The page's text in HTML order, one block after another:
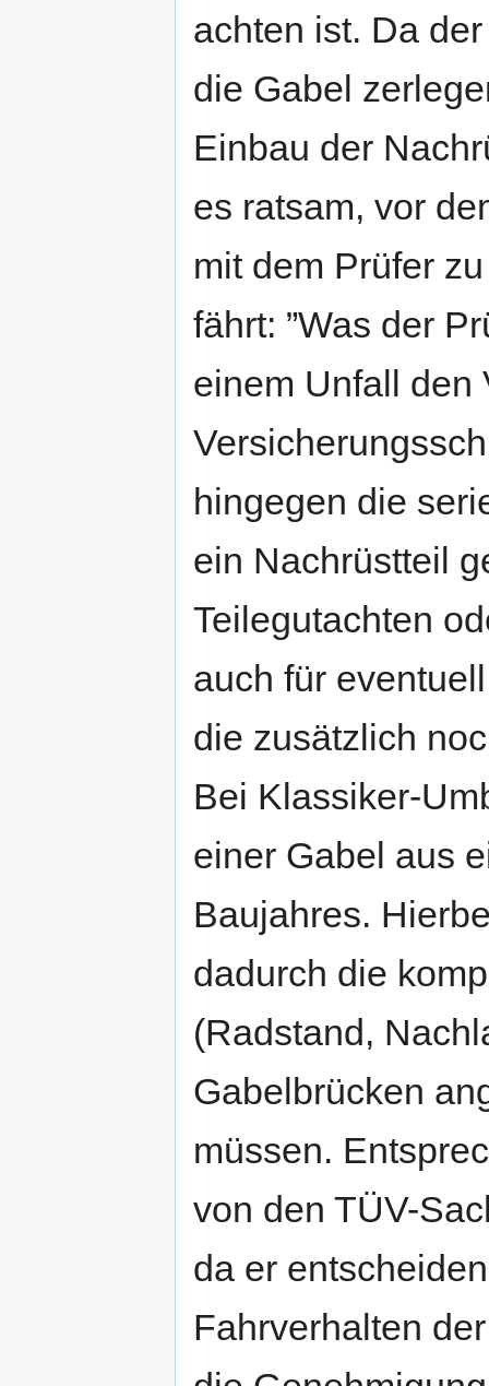
achten ist. Da
die Gabel
Einbau der
es ratsam, vor
mit dem Prüfer
fährt: ”Was der
einem Unfall den
hingegen die
ein Nachrüstteil
Teilegutachten
auch für
die zusätzlich
Bei Klassiker-
einer Gabel aus
Baujahres.
dadurch die
(Radstand,
Gabelbrücken
müssen.
von den TÜV-
da er
Fahrverhalten